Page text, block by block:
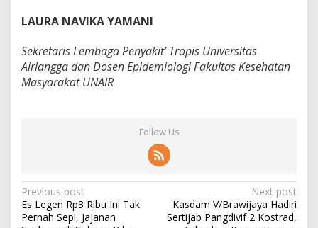
LAURA NAVIKA YAMANI
Sekretaris Lembaga Penyakit’ Tropis Universitas
Airlangga dan Dosen Epidemiologi Fakultas Kesehatan
Masyarakat UNAIR
Follow Us
P
o
Previous post
Es Legen Rp3 Ribu Ini Tak
Pernah Sepi, Jajanan
Next post
Kasdam V/Brawijaya Hadiri
Sertijab Pangdivif 2 Kostrad,